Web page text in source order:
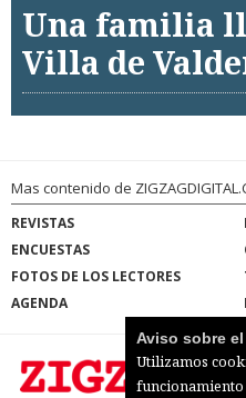
Una familia
Villa de
Mas contenido de
REVISTAS
ENCUESTAS
FOTOS DE LOS LECTORES
AGENDA
Aviso sobre
Utilizamos
funcionamiento